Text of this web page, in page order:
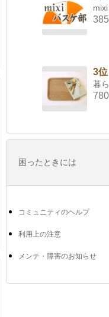
3位
暮
困ったときには
コミュニティのヘルプ
利用上の注意
メンテ・障害のお知らせ